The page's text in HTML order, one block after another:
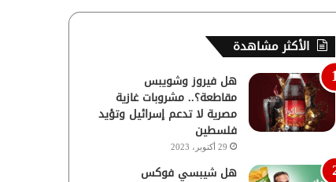
الأكثر مشاهدة
هل فيروز وشويبس
مقاطعة؟.. مشروبات غازية
مصرية لا تدعم إسرائيل وتؤيد
فلسطين
29 أكتوبر، 2023
هل شيبسي فوكس